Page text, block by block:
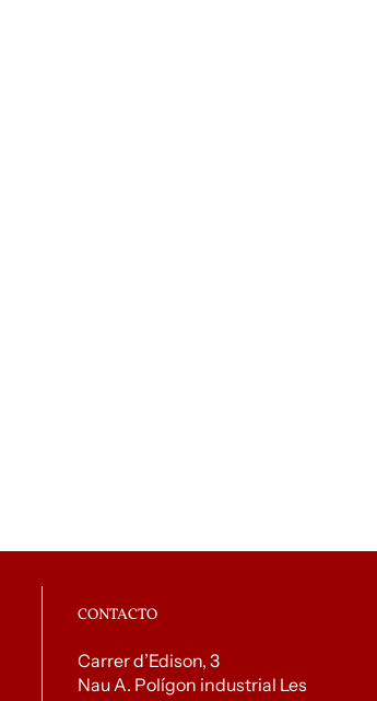
CONTACTO
Carrer d’Edison, 3
Nau A. Polígon industrial Les